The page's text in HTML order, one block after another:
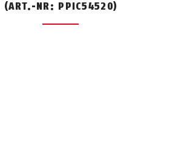
(ART.-NR: PPIC54520)